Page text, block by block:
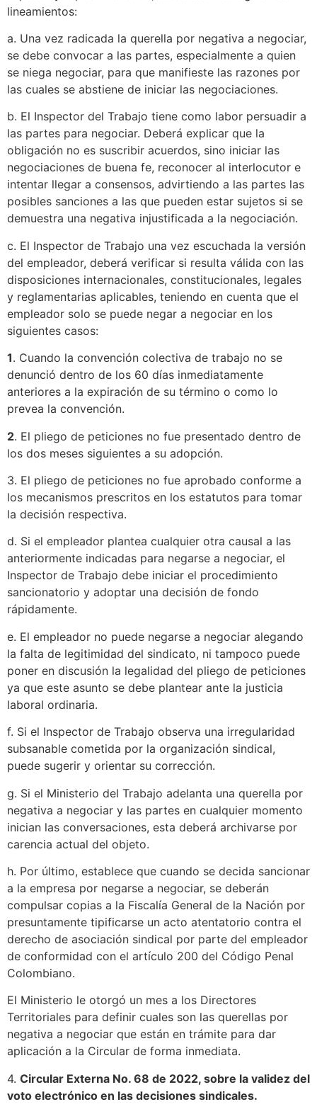
lineamientos:
a. Una vez radicada la querella por negativa a negociar,
se debe convocar a las partes, especialmente a quien
se niega negociar, para que manifieste las razones por
las cuales se abstiene de iniciar las negociaciones.
b. El Inspector del Trabajo tiene como labor persuadir a
las partes para negociar. Deberá explicar que la
obligación no es suscribir acuerdos, sino iniciar las
negociaciones de buena fe, reconocer al interlocutor e
intentar llegar a consensos, advirtiendo a las partes las
posibles sanciones a las que pueden estar sujetos si se
demuestra una negativa injustificada a la negociación.
c. El Inspector de Trabajo una vez escuchada la versión
del empleador, deberá verificar si resulta válida con las
disposiciones internacionales, constitucionales, legales
y reglamentarias aplicables, teniendo en cuenta que el
empleador solo se puede negar a negociar en los
siguientes casos:
1. Cuando la convención colectiva de trabajo no se
denunció dentro de los 60 días inmediatamente
anteriores a la expiración de su término o como lo
prevea la convención.
2. El pliego de peticiones no fue presentado dentro de
los dos meses siguientes a su adopción.
3. El pliego de peticiones no fue aprobado conforme a
los mecanismos prescritos en los estatutos para tomar
la decisión respectiva.
d. Si el empleador plantea cualquier otra causal a las
anteriormente indicadas para negarse a negociar, el
Inspector de Trabajo debe iniciar el procedimiento
sancionatorio y adoptar una decisión de fondo
rápidamente.
e. El empleador no puede negarse a negociar alegando
la falta de legitimidad del sindicato, ni tampoco puede
poner en discusión la legalidad del pliego de peticiones
ya que este asunto se debe plantear ante la justicia
laboral ordinaria.
f. Si el Inspector de Trabajo observa una irregularidad
subsanable cometida por la organización sindical,
puede sugerir y orientar su corrección.
g. Si el Ministerio del Trabajo adelanta una querella por
negativa a negociar y las partes en cualquier momento
inician las conversaciones, esta deberá archivarse por
carencia actual del objeto.
h. Por último, establece que cuando se decida sancionar
a la empresa por negarse a negociar, se deberán
compulsar copias a la Fiscalía General de la Nación por
presuntamente tipificarse un acto atentatorio contra el
derecho de asociación sindical por parte del empleador
de conformidad con el artículo 200 del Código Penal
Colombiano.
El Ministerio le otorgó un mes a los Directores
Territoriales para definir cuales son las querellas por
negativa a negociar que están en trámite para dar
aplicación a la Circular de forma inmediata.
4. Circular Externa No. 68 de 2022, sobre la validez del
voto electrónico en las decisiones sindicales.